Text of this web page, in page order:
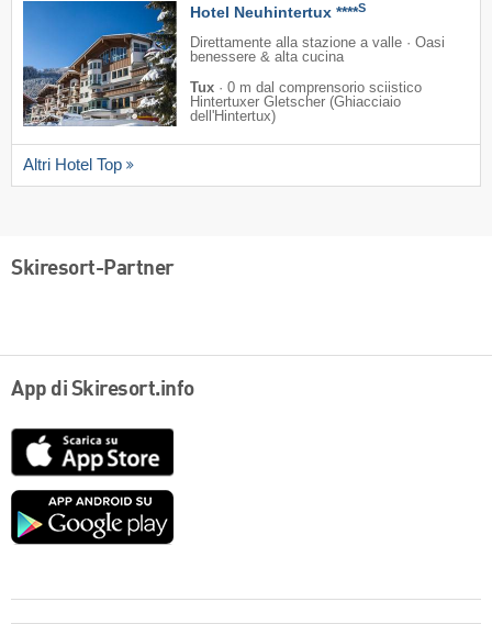
Hotel Neuhintertux ****S
Direttamente alla stazione a valle · Oasi
benessere & alta cucina
Tux · 0 m dal comprensorio sciistico
Hintertuxer Gletscher (Ghiacciaio
dell'Hintertux)
Altri Hotel Top
Skiresort-Partner
App di Skiresort.info
Google